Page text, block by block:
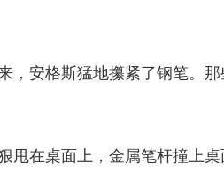
安格斯猛地攥紧了钢笔。那
在桌面上，金属笔杆撞上桌